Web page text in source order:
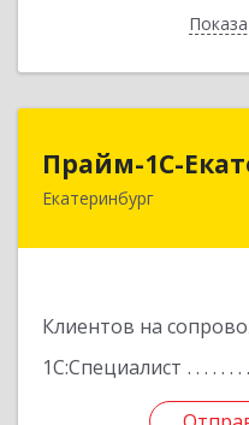
Прайм-1С-
Екатеринбург
Клиентов на
1С:Специалист
620142,